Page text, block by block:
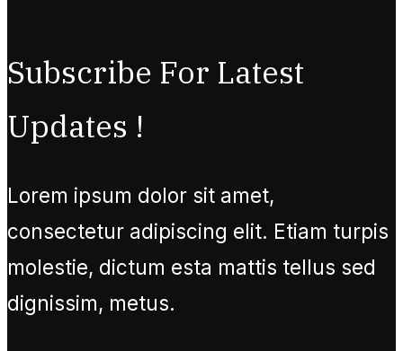
Subscribe For Latest
Updates !
Lorem ipsum dolor sit amet,
consectetur adipiscing elit. Etiam turpis
molestie, dictum esta mattis tellus sed
dignissim, metus.